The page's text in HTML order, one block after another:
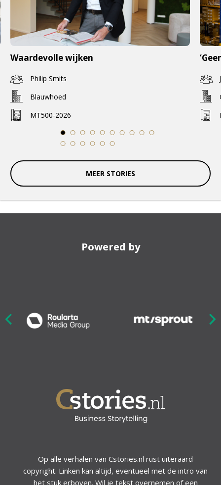
Waardevolle wijken
Philip Smits
Blauwhoed
MT500-2026
1
2 3 4 5 6 7 8 9
10
11 12 13 14 15 16
MEER STORIES
Powered by
Op alle verhalen van Cstories.nl rust uiteraard
copyright. Linken kan altijd, eventueel met de intro van
het stuk erboven. Wil je tekst overnemen of een